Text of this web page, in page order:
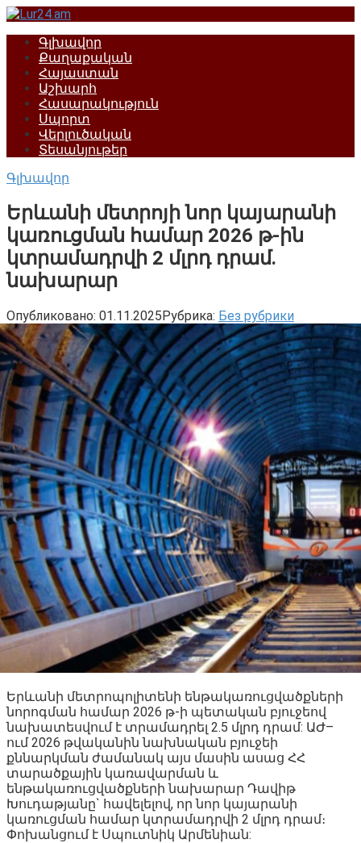
Перейти
контентуԳլխավոր
Քաղաքական
Հայաստան
Աշխարհ
Հասարակություն
Սպորտ
Վերլուծական
Տեսանյութեր
Գլխավոր
Երևանի մետրոյի նոր կայարանի
կառուցման համար 2026 թ-ին
կտրամադրվի 2 մլրդ դրամ.
նախարար
Опубликовано: 01.11.2025Рубрика: Без рубрики
Երևանի մետրոպոլիտենի ենթակառուցվածքների
նորոգման համար 2026 թ-ի պետական բյուջեով
նախատեսվում է տրամադրել 2.5 մլրդ դրամ: ԱԺ–
ում 2026 թվականին նախնական բյուջեի
քննարկման ժամանակ այս մասին ասաց ՀՀ
տարածքային կառավարման և
ենթակառուցվածքների նախարար Դավիթ
Խուդաթյանը` հավելելով, որ նոր կայարանի
կառուցման համար կտրամադրվի 2 մլրդ դրամ։
Փոխանցում է Սպուտնիկ Արմենիան: